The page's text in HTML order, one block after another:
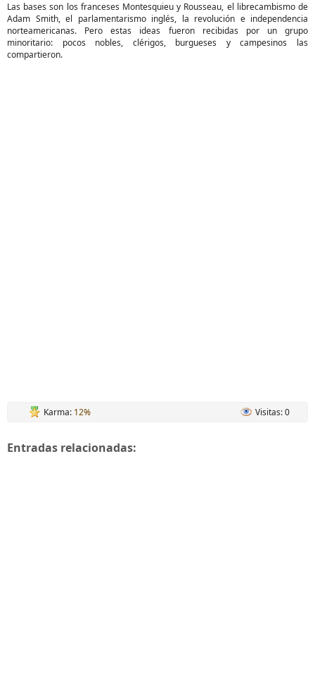
Las bases son los franceses Montesquieu y Rousseau, el librecambismo de
Adam Smith, el parlamentarismo inglés, la revolución e independencia
norteamericanas. Pero estas ideas fueron recibidas por un grupo
minoritario: pocos nobles, clérigos, burgueses y campesinos las
compartieron.
Karma: 12% Visitas: 0
Entradas relacionadas: